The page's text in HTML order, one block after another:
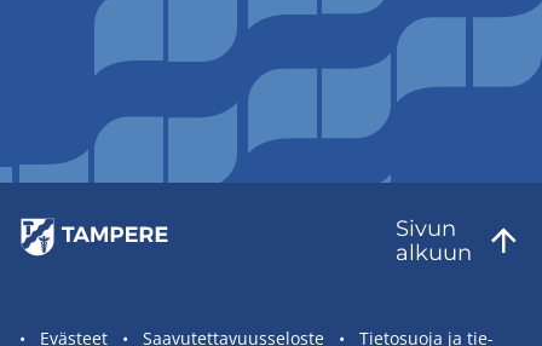
Sivun
al­kuun
Sivuston
Eväs­teet Saa­vu­tet­ta­vuus­se­los­te Tie­to­suo­ja ja tie­